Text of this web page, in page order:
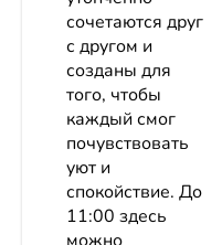
сочетаются друг
с другом и
созданы для
того, чтобы
каждый смог
почувствовать
уют и
спокойствие. До
11:00 здесь